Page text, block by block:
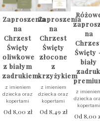
Zaproszenia
na
Chrzest
Święty
oliwkowe
z białym
zadrukiem
z imieniem
dziecka oraz
kopertami
Od 8,00 zł
Zaproszenia
na
Chrzest
Święty
złocone
z
krzyżykiem
z imieniem
dziecka oraz
kopertami
Od 8,49 zł
na
Święty
biały
zadruk
z
dziecka
kopertami
Od 8,00